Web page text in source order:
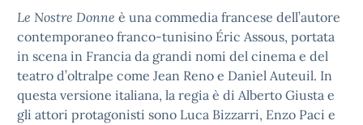
Le Nostre Donne è una commedia francese dell’autore
contemporaneo franco-tunisino Éric Assous, portata
in scena in Francia da grandi nomi del cinema e del
teatro d’oltralpe come Jean Reno e Daniel Auteuil. In
questa versione italiana, la regia è di Alberto Giusta e
gli attori protagonisti sono Luca Bizzarri, Enzo Paci e